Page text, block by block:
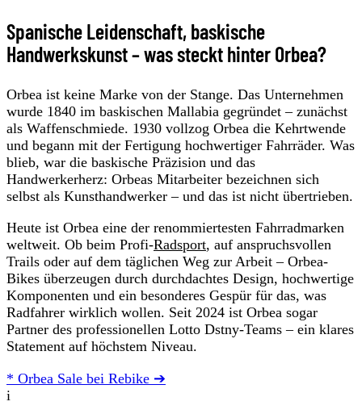
Spanische Leidenschaft, baskische
Handwerkskunst – was steckt hinter Orbea?
Orbea ist keine Marke von der Stange. Das Unternehmen
wurde 1840 im baskischen Mallabia gegründet – zunächst
als Waffenschmiede. 1930 vollzog Orbea die Kehrtwende
und begann mit der Fertigung hochwertiger Fahrräder. Was
blieb, war die baskische Präzision und das
Handwerkerherz: Orbeas Mitarbeiter bezeichnen sich
selbst als Kunsthandwerker – und das ist nicht übertrieben.
Heute ist Orbea eine der renommiertesten Fahrradmarken
weltweit. Ob beim Profi-Radsport, auf anspruchsvollen
Trails oder auf dem täglichen Weg zur Arbeit – Orbea-
Bikes überzeugen durch durchdachtes Design, hochwertige
Komponenten und ein besonderes Gespür für das, was
Radfahrer wirklich wollen. Seit 2024 ist Orbea sogar
Partner des professionellen Lotto Dstny-Teams – ein klares
Statement auf höchstem Niveau.
* Orbea Sale bei Rebike ➔
i